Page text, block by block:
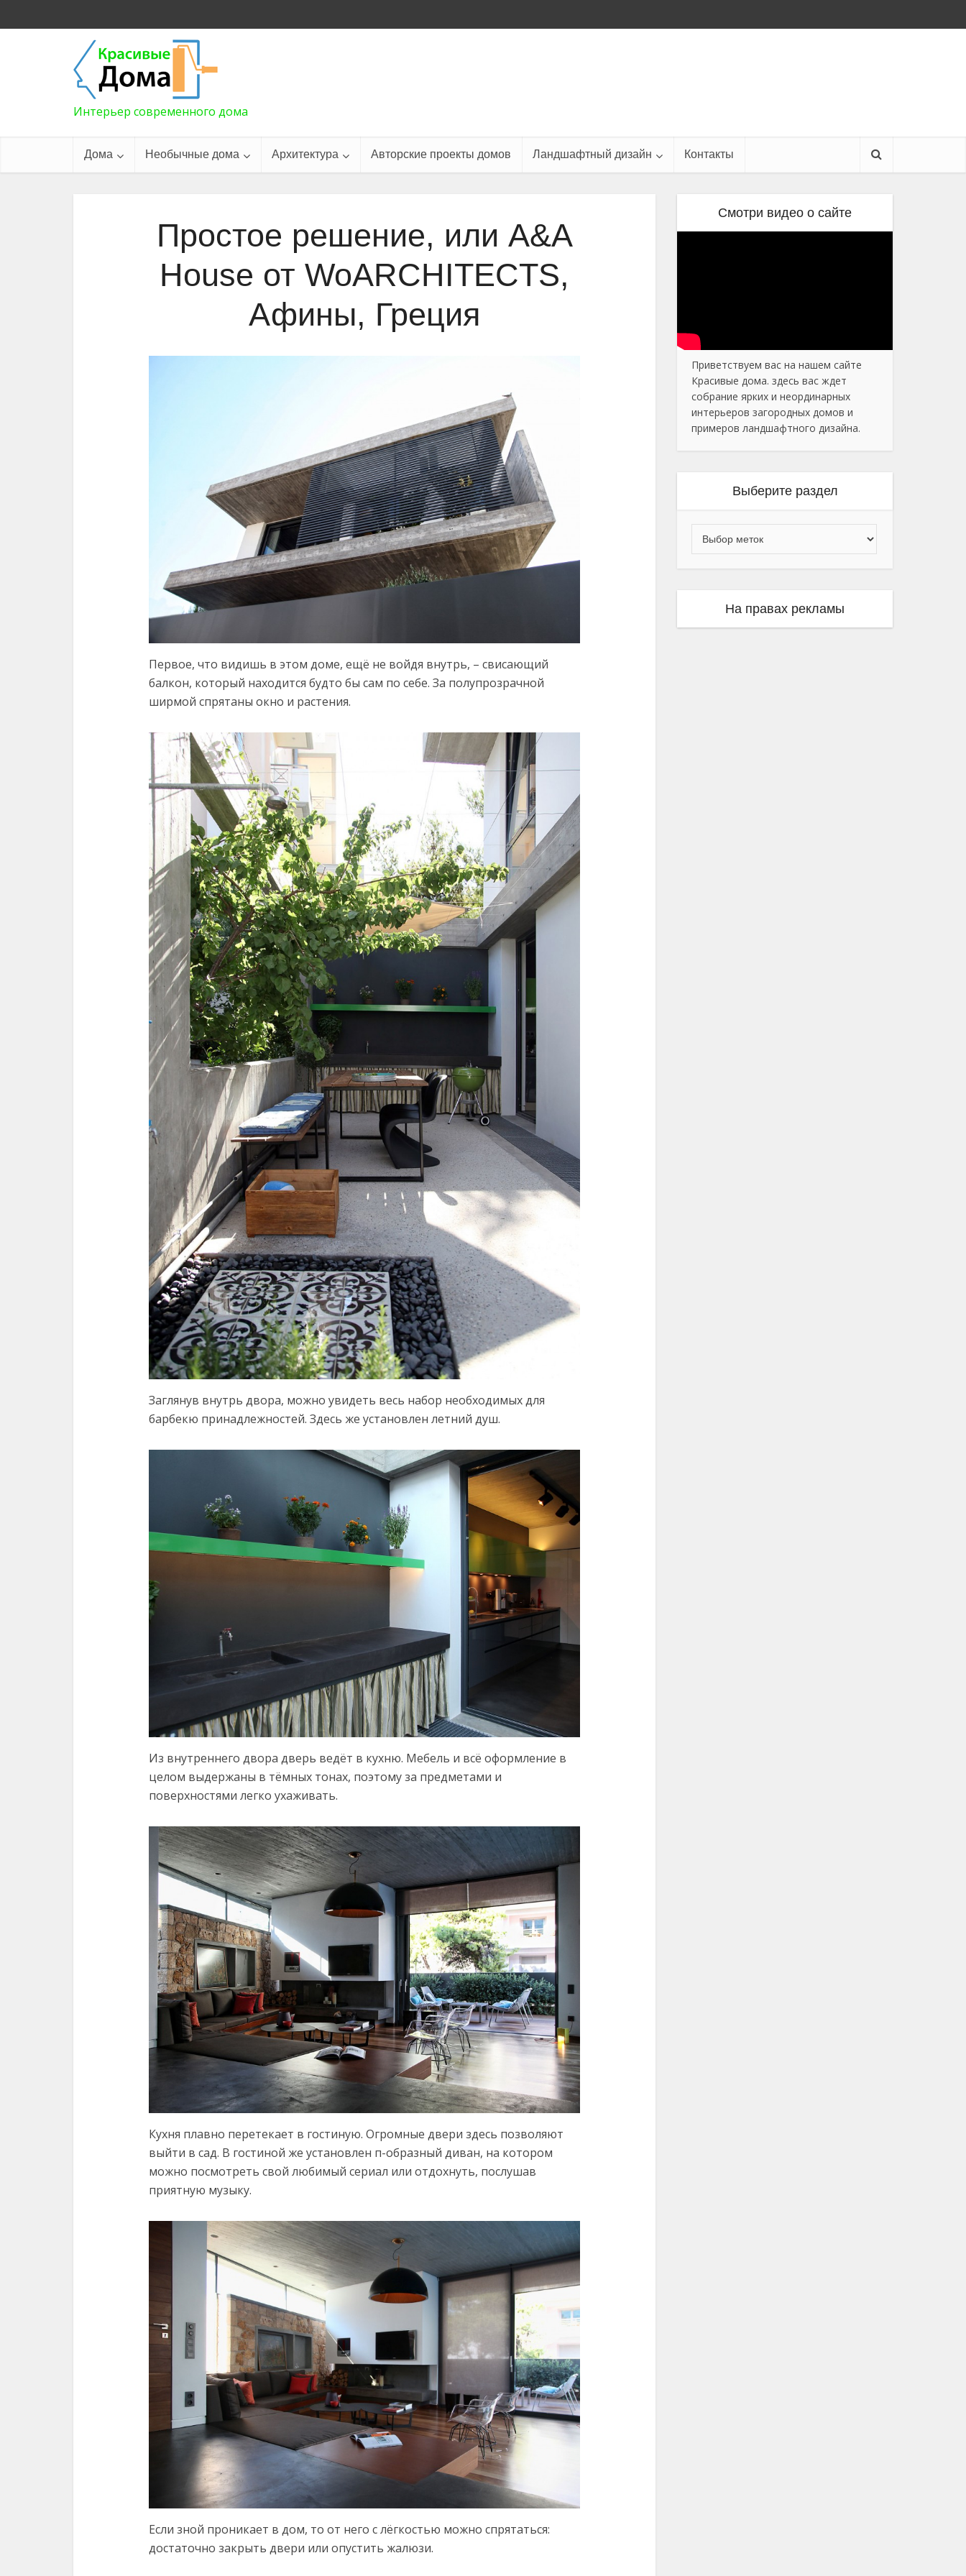
Интерьер современного дома
Дома Необычные дома Архитектура Авторские проекты домов Ландшафтный дизайн Контакты
Простое решение, или A&A
House от WoARCHITECTS,
Афины, Греция
Первое, что видишь в этом доме, ещё не войдя внутрь, – свисающий
балкон, который находится будто бы сам по себе. За полупрозрачной
ширмой спрятаны окно и растения.
Заглянув внутрь двора, можно увидеть весь набор необходимых для
барбекю принадлежностей. Здесь же установлен летний душ.
Из внутреннего двора дверь ведёт в кухню. Мебель и всё оформление в
целом выдержаны в тёмных тонах, поэтому за предметами и
поверхностями легко ухаживать.
Кухня плавно перетекает в гостиную. Огромные двери здесь позволяют
выйти в сад. В гостиной же установлен п-образный диван, на котором
можно посмотреть свой любимый сериал или отдохнуть, послушав
приятную музыку.
Если зной проникает в дом, то от него с лёгкостью можно спрятаться:
достаточно закрыть двери или опустить жалюзи.
Смотри видео о сайте
Приветствуем вас на нашем сайте
Красивые дома. здесь вас ждет
собрание ярких и неординарных
интерьеров загородных домов и
примеров ландшафтного дизайна.
Выберите раздел
На правах рекламы